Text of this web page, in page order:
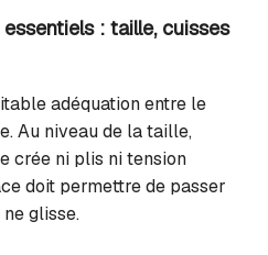
: taille, cuisses
adéquation entre le
Au niveau de la taille,
crée ni plis ni tension
doit permettre de passer
glisse.